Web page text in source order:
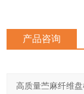
产品咨询